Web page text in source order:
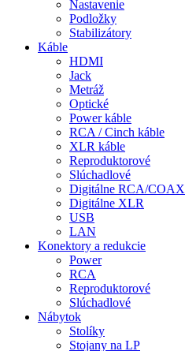
Nastavenie
Podložky
Stabilizátory
Káble
HDMI
Jack
Metráž
Optické
Power káble
RCA / Cinch káble
XLR káble
Reproduktorové
Slúchadlové
Digitálne RCA/COAX
Digitálne XLR
USB
LAN
Konektory a redukcie
Power
RCA
Reproduktorové
Slúchadlové
Nábytok
Stolíky
Stojany na LP